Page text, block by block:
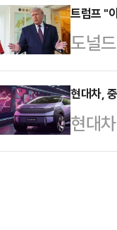
상품
월 납
자가
도지
다. 시
은 이
삼척
터뷰
이동
트럼프 "
도널
고 밝
령, 마
레바
는 “
현대차,
현대
기술